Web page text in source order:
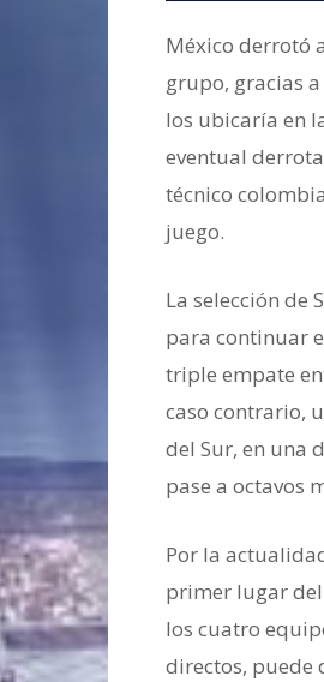
México derrotó
grupo, gracias
los ubicaría en
eventual
técnico
juego.
La selección de
para continuar
triple empate
caso contrario,
del Sur, en una
pase a octavos
Por la
primer lugar
los cuatro
directos, puede